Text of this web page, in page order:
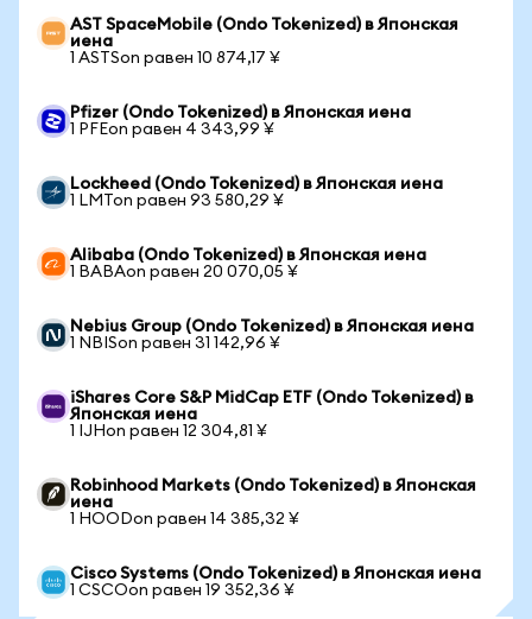
AST SpaceMobile (Ondo Tokenized) в Японская
иена
1 ASTSon равен 10 874,17 ¥
Pfizer (Ondo Tokenized) в Японская иена
1 PFEon равен 4 343,99 ¥
Lockheed (Ondo Tokenized) в Японская иена
1 LMTon равен 93 580,29 ¥
Alibaba (Ondo Tokenized) в Японская иена
1 BABAon равен 20 070,05 ¥
Nebius Group (Ondo Tokenized) в Японская иена
1 NBISon равен 31 142,96 ¥
iShares Core S&P MidCap ETF (Ondo Tokenized) в
Японская иена
1 IJHon равен 12 304,81 ¥
Robinhood Markets (Ondo Tokenized) в Японская
иена
1 HOODon равен 14 385,32 ¥
Cisco Systems (Ondo Tokenized) в Японская иена
1 CSCOon равен 19 352,36 ¥